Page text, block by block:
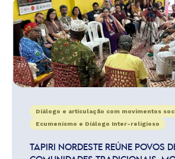
Diálogo e articulação com movimentos
Ecumenismo e Diálogo Inter-religioso
TAPIRI NORDESTE REÚNE POVOS